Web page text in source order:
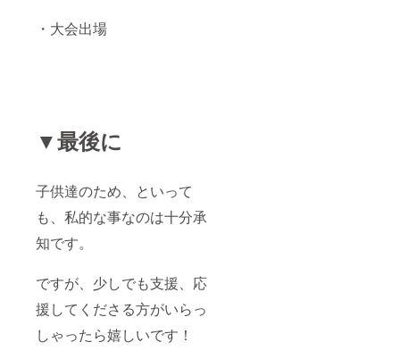
・大会出場
▼最後に
子供達のため、といって
も、私的な事なのは十分承
知です。
ですが、少しでも支援、応
援してくださる方がいらっ
しゃったら嬉しいです！